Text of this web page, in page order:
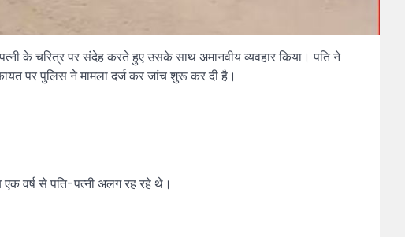
के चरित्र पर संदेह करते हुए उसके साथ अमानवीय व्यवहार किया। पति ने
पर पुलिस ने मामला दर्ज कर जांच शुरू कर दी है।
एक वर्ष से पति-पत्नी अलग रह रहे थे।